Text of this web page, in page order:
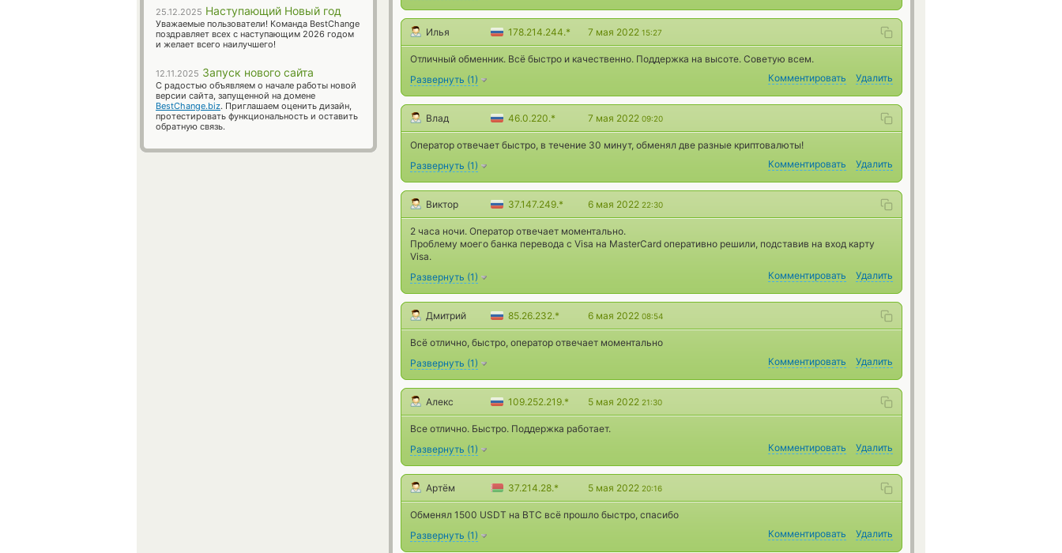
Илья 178.214.244.* 7 мая 2022 15:27
Отличный обменник. Всё быстро и качественно. Поддержка на высоте. Советую всем.
Развернуть (1) Комментировать Удалить
Влад 46.0.220.* 7 мая 2022 09:20
Оператор отвечает быстро, в течение 30 минут, обменял две разные криптовалюты!
Развернуть (1) Комментировать Удалить
Виктор 37.147.249.* 6 мая 2022 22:30
2 часа ночи. Оператор отвечает моментально.
Проблему моего банка перевода с Visa на MasterCard оперативно решили, подставив на вход карту
Visa.
Развернуть (1) Комментировать Удалить
Дмитрий 85.26.232.* 6 мая 2022 08:54
Всё отлично, быстро, оператор отвечает моментально
Развернуть (1) Комментировать Удалить
Алекс 109.252.219.* 5 мая 2022 21:30
Все отлично. Быстро. Поддержка работает.
Развернуть (1) Комментировать Удалить
Артём 37.214.28.* 5 мая 2022 20:16
Обменял 1500 USDT на BTC всё прошло быстро, спасибо
Развернуть (1) Комментировать Удалить
25.12.2025 Наступающий Новый год
Уважаемые пользователи! Команда BestChange
поздравляет всех с наступающим 2026 годом
и желает всего наилучшего!
12.11.2025 Запуск нового сайта
С радостью объявляем о начале работы новой
версии сайта, запущенной на домене
BestChange.biz. Приглашаем оценить дизайн,
протестировать функциональность и оставить
обратную связь.